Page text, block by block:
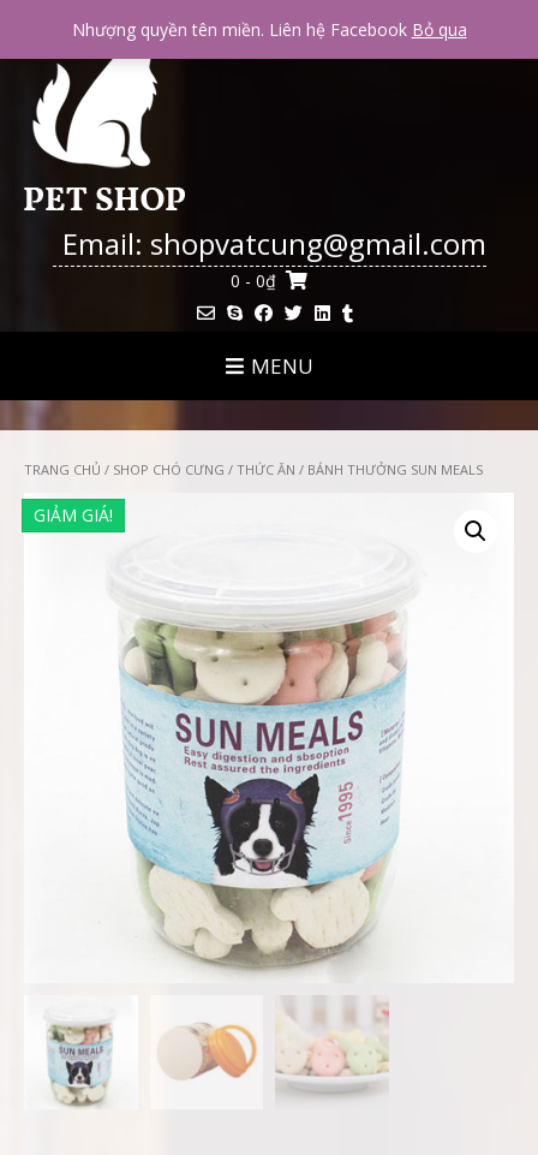
content
Email: shopvatcung@gmail.com
0 - 0₫
MENU
TRANG CHỦ / SHOP CHÓ CƯNG / THỨC ĂN / BÁNH THƯỞNG SUN MEALS
GIẢM GIÁ!
Nhượng quyền tên miền. Liên hệ Facebook Bỏ qua